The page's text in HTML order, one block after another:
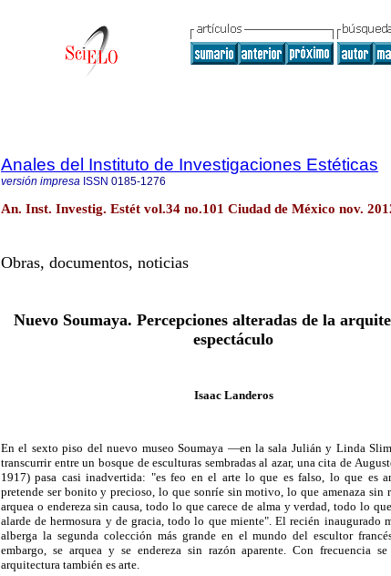
Anales del Instituto de Investigaciones Estéticas
versión impresa ISSN 0185-1276
An. Inst. Investig. Estét vol.34 no.101 Ciudad de México nov.
Obras, documentos, noticias
Nuevo Soumaya. Percepciones alteradas de la
espectáculo
Isaac Landeros
En el sexto piso del nuevo museo Soumaya —en la sala Julián y Linda
transcurrir entre un bosque de esculturas sembradas al azar, una cita de
1917) pasa casi inadvertida: "es feo en el arte lo que es falso, lo que es
pretende ser bonito y precioso, lo que sonríe sin motivo, lo que amenaza sin
arquea o endereza sin causa, todo lo que carece de alma y verdad, todo lo
alarde de hermosura y de gracia, todo lo que miente". El recién inaugurado
alberga la segunda colección más grande en el mundo del escultor
embargo, se arquea y se endereza sin razón aparente. Con frecuencia
arquitectura también es arte.